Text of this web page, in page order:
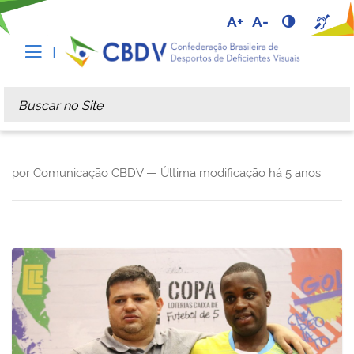
A+ A-
Busca
Busca Avançada…
por Comunicação CBDV — Última modificação há 5 anos